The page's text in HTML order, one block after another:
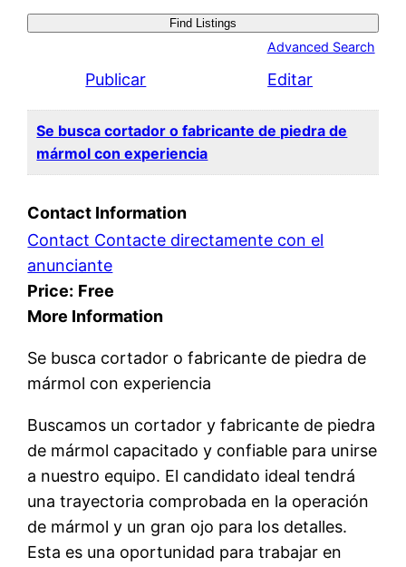
for:
Advanced Search
Publicar Editar
Se busca cortador o fabricante de piedra de
mármol con experiencia
Contact Information
Contact Contacte directamente con el
anunciante
Price: Free
More Information
Se busca cortador o fabricante de piedra de
mármol con experiencia
Buscamos un cortador y fabricante de piedra
de mármol capacitado y confiable para unirse
a nuestro equipo. El candidato ideal tendrá
una trayectoria comprobada en la operación
de mármol y un gran ojo para los detalles.
Esta es una oportunidad para trabajar en